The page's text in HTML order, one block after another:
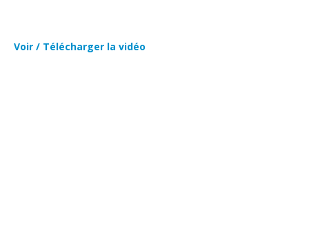
Voir / Télécharger la vidéo